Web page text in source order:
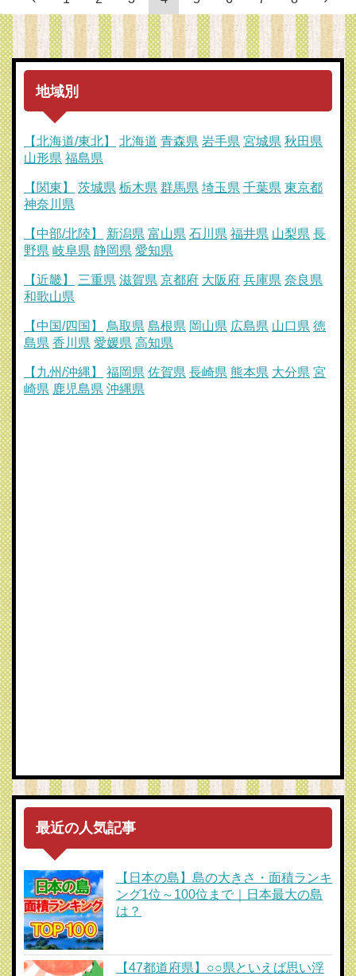
地域別
【北海道/東北】 北海道 青森県 岩手県 宮城県 秋田県
山形県 福島県
【関東】 茨城県 栃木県 群馬県 埼玉県 千葉県 東京都
神奈川県
【中部/北陸】 新潟県 富山県 石川県 福井県 山梨県 長
野県 岐阜県 静岡県 愛知県
【近畿】 三重県 滋賀県 京都府 大阪府 兵庫県 奈良県
和歌山県
【中国/四国】 鳥取県 島根県 岡山県 広島県 山口県 徳
島県 香川県 愛媛県 高知県
【九州/沖縄】 福岡県 佐賀県 長崎県 熊本県 大分県 宮
崎県 鹿児島県 沖縄県
最近の人気記事
【日本の島】島の大きさ・面積ランキ
ング1位～100位まで｜日本最大の島
は？
【47都道府県】○○県といえば思い浮